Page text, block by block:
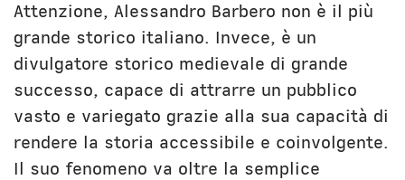
Attenzione, Alessandro Barbero non è il più
grande storico italiano. Invece, è un
divulgatore storico medievale di grande
successo, capace di attrarre un pubblico
vasto e variegato grazie alla sua capacità di
rendere la storia accessibile e coinvolgente.
Il suo fenomeno va oltre la semplice